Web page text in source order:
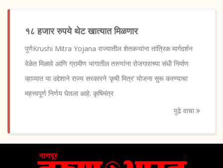
१८ हजार रुपये थेट खात्यात मिळणार
पुणेKrushi Mitra Yojana राज्यातील शेतकऱ्यांना तांत्रिक मार्गदर्शन
वेळेत मिळावे आणि ग्रामीण भागातील तरुणांना रोजगाराच्या संधी निर्माण
व्हाव्यात या उद्देशाने राज्य सरकारने ‘कृषी मित्र’ योजना सुरू करण्याचा
महत्त्वपूर्ण निर्णय घेतला आहे. कृषिमंत्र
पुढे वाचा